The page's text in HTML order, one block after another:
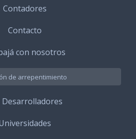
Contadores
Contacto
con nosotros
de arrepentimiento
Desarrolladores